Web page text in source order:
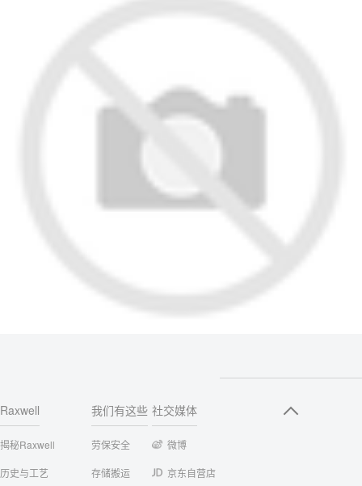
Raxwell
揭秘Raxwell
历史与工艺
我们有这些
劳保安全
存储搬运
社交媒体
微博
京东自营店